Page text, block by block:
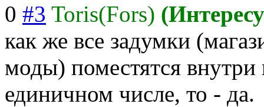
0 #3 Toris(Fors)
как же все задумки
моды) поместятся
единичном числе, то - да.